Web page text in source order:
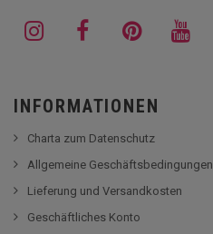
INFORMATIONEN
Charta zum Datenschutz
Allgemeine Geschäftsbedingungen
Lieferung und Versandkosten
Geschäftliches Konto